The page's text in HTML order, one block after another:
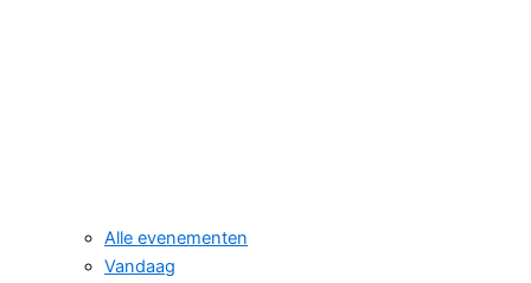
Alle evenementen
Vandaag